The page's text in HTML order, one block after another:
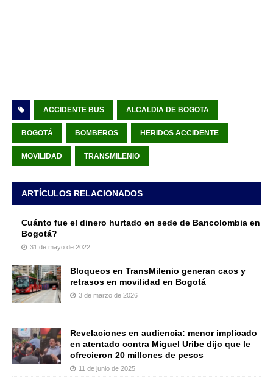
ACCIDENTE BUS ALCALDIA DE BOGOTA
BOGOTÁ BOMBEROS HERIDOS ACCIDENTE
MOVILIDAD TRANSMILENIO
ARTÍCULOS RELACIONADOS
Cuánto fue el dinero hurtado en sede de Bancolombia en
Bogotá?
31 de mayo de 2022
Bloqueos en TransMilenio generan caos y
retrasos en movilidad en Bogotá
3 de marzo de 2026
Revelaciones en audiencia: menor implicado
en atentado contra Miguel Uribe dijo que le
ofrecieron 20 millones de pesos
11 de junio de 2025